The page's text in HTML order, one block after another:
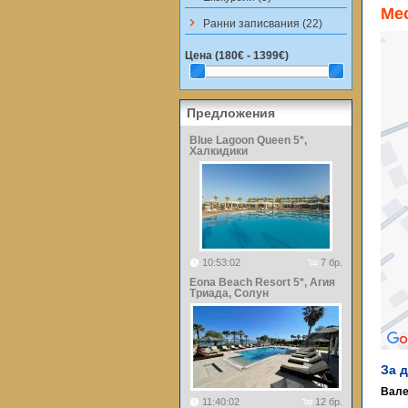
За
keyboard_arrow_right Ранни записвания (22)
Цена (180€ - 1399€)
Предложения
Blue Lagoon Queen 5*,
Халкидики
10:53:02 7 бр.
Eona Beach Resort 5*, Агия
Триада, Солун
11:40:02 12 бр.